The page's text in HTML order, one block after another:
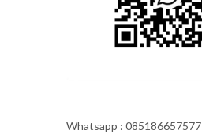
Whatsapp : 085186657577